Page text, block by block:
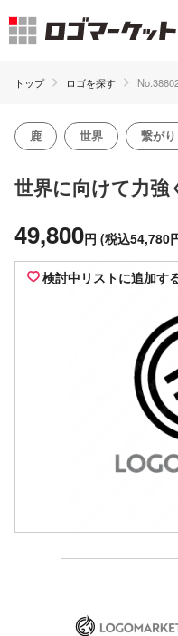
トップ ロゴを探す
鹿 世界 繋がり
世界に向けて力強
49,800円 (税込54,780
検討中リストに追加す